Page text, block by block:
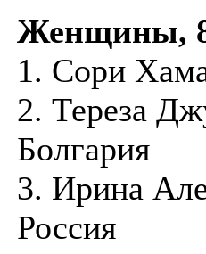
Женщины,
1. Сори
2. Тереза
Болгария
3. Ирина
Россия